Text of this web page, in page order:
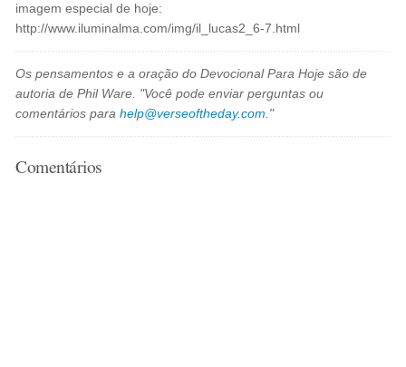
imagem especial de hoje:
http://www.iluminalma.com/img/il_lucas2_6-7.html
Os pensamentos e a oração do Devocional Para Hoje são de
autoria de Phil Ware. "Você pode enviar perguntas ou
comentários parahelp@verseoftheday.com ."
Comentários